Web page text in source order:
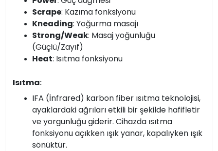
Scrape: Kazıma fonksiyonu
Kneading: Yoğurma masajı
Strong/Weak: Masaj yoğunluğu
(Güçlü/Zayıf)
Heat: Isıtma fonksiyonu
Isıtma:
IFA (İnfrared) karbon fiber ısıtma teknolojisi,
ayaklardaki ağrıları etkili bir şekilde hafifletir
ve yorgunluğu giderir. Cihazda ısıtma
fonksiyonu açıkken ışık yanar, kapalıyken ışık
sönüktür.